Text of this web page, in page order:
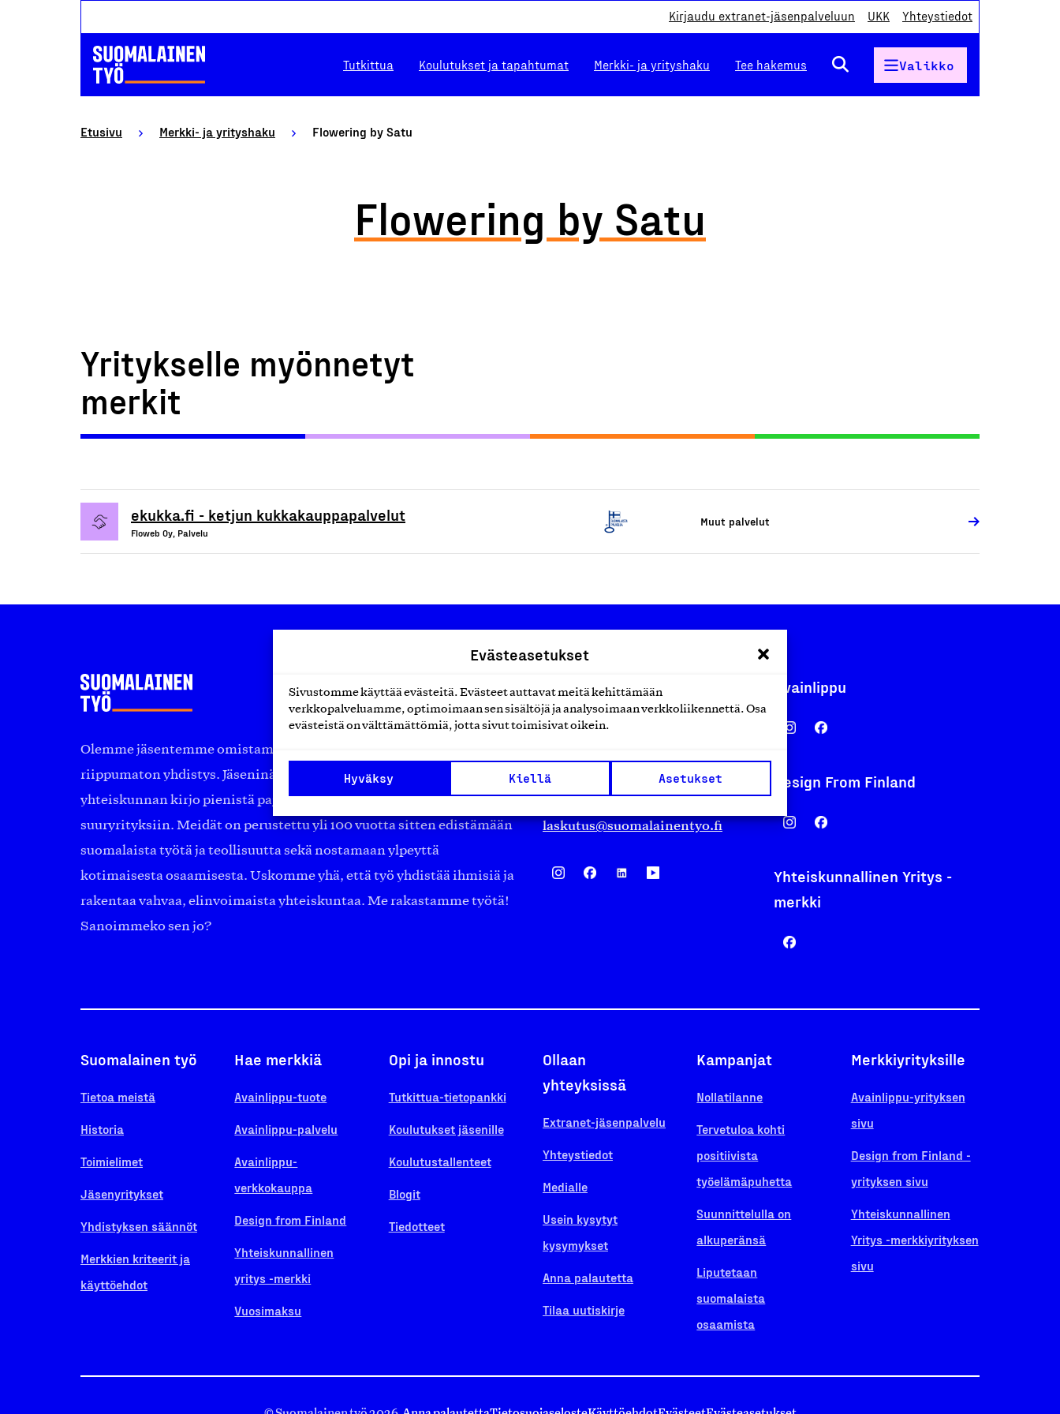
Evästeasetukset
Sivustomme käyttää evästeitä. Evästeet auttavat meitä kehittämään
verkkopalveluamme, optimoimaan sen sisältöjä ja analysoimaan verkkoliikennettä. Osa
evästeistä on välttämättömiä, jotta sivut toimisivat oikein.
Hyväksy Kiellä Asetukset
Kirjaudu extranet-jäsenpalveluun UKK Yhteystiedot
Tutkittua Koulutukset ja tapahtumat Merkki- ja yrityshaku Tee hakemus Valikko
Etusivu Merkki- ja yrityshaku Flowering by Satu
Flowering by Satu
Yritykselle myönnetyt
merkit
ekukka.fi - ketjun kukkakauppapalvelut
Floweb Oy, Palvelu
Muut palvelut
Olemme jäsentemme omistama puolueeton, työmarkkinajärjestöistä
riippumaton yhdistys. Jäseninämme on koko suomalaisen
yhteiskunnan kirjo pienistä pajoista ja yhteisöistä kansainvälisiin
suuryrityksiin. Meidät on perustettu yli 100 vuotta sitten edistämään
suomalaista työtä ja teollisuutta sekä nostamaan ylpeyttä
kotimaisesta osaamisesta. Uskomme yhä, että työ yhdistää ihmisiä ja
rakentaa vahvaa, elinvoimaista yhteiskuntaa. Me rakastamme työtä!
Sanoimmeko sen jo?
Suomalainen työ ry
Eteläranta 14,
Finland
asiakaspalvelu@suomalainentyo.fi
laskutus@suomalainentyo.fi
Avainlippu
Design From Finland
Yhteiskunnallinen Yritys -
merkki
Suomalainen työ
Tietoa meistä
Historia
Toimielimet
Jäsenyritykset
Yhdistyksen säännöt
Merkkien kriteerit ja
käyttöehdot
Hae merkkiä
Avainlippu-tuote
Avainlippu-palvelu
Avainlippu-
verkkokauppa
Design from Finland
Yhteiskunnallinen
yritys -merkki
Vuosimaksu
Opi ja innostu
Tutkittua-tietopankki
Koulutukset jäsenille
Koulutustallenteet
Blogit
Tiedotteet
Ollaan
yhteyksissä
Extranet-jäsenpalvelu
Yhteystiedot
Medialle
Usein kysytyt
kysymykset
Anna palautetta
Tilaa uutiskirje
Kampanjat
Nollatilanne
Tervetuloa kohti
positiivista
työelämäpuhetta
Suunnittelulla on
alkuperänsä
Liputetaan
suomalaista
osaamista
Merkkiyrityksille
Avainlippu-yrityksen
sivu
Design from Finland -
yrityksen sivu
Yhteiskunnallinen
Yritys -merkkiyrityksen
sivu